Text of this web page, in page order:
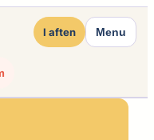
I aften Menu